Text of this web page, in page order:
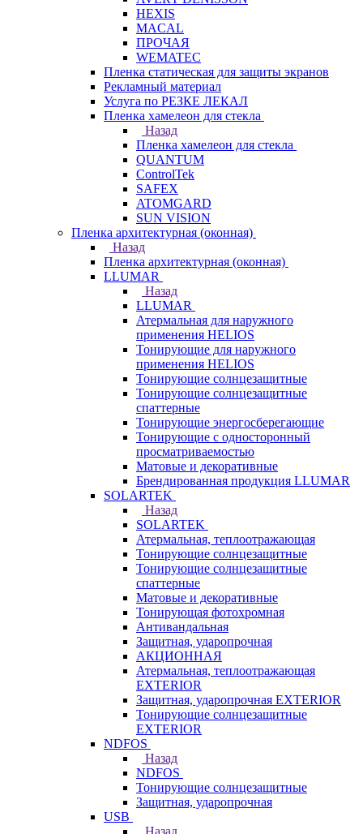
HEXIS
MACAL
ПРОЧАЯ
WEMATEC
Пленка статическая для защиты экранов
Рекламный материал
Услуга по РЕЗКЕ ЛЕКАЛ
Пленка хамелеон для стекла
Назад
Пленка хамелеон для стекла
QUANTUM
ControlTek
SAFEX
ATOMGARD
SUN VISION
Пленка архитектурная (оконная)
Назад
Пленка архитектурная (оконная)
LLUMAR
Назад
LLUMAR
Атермальная для наружного
применения HELIOS
Тонирующие для наружного
применения HELIOS
Тонирующие солнцезащитные
Тонирующие солнцезащитные
спаттерные
Тонирующие энергосберегающие
Тонирующие с односторонный
просматриваемостью
Матовые и декоративные
Брендированная продукция LLUMAR
SOLARTEK
Назад
SOLARTEK
Атермальная, теплоотражающая
Тонирующие солнцезащитные
Тонирующие солнцезащитные
спаттерные
Матовые и декоративные
Тонирующая фотохромная
Антивандальная
Защитная, ударопрочная
АКЦИОННАЯ
Атермальная, теплоотражающая
EXTERIOR
Защитная, ударопрочная EXTERIOR
Тонирующие солнцезащитные
EXTERIOR
NDFOS
Назад
NDFOS
Тонирующие солнцезащитные
Защитная, ударопрочная
USB
Назад